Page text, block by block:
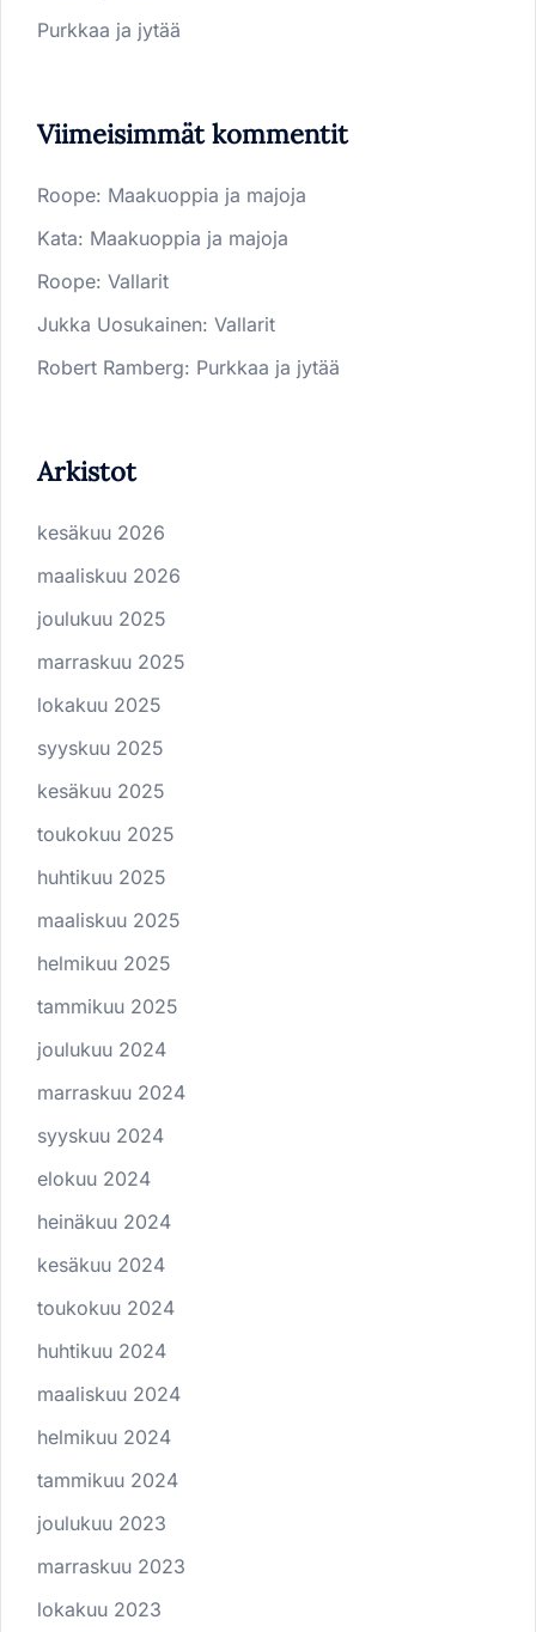
Purkkaa ja jytää
Viimeisimmät kommentit
Roope: Maakuoppia ja majoja
Kata: Maakuoppia ja majoja
Roope: Vallarit
Jukka Uosukainen: Vallarit
Robert Ramberg: Purkkaa ja jytää
Arkistot
kesäkuu 2026
maaliskuu 2026
joulukuu 2025
marraskuu 2025
lokakuu 2025
syyskuu 2025
kesäkuu 2025
toukokuu 2025
huhtikuu 2025
maaliskuu 2025
helmikuu 2025
tammikuu 2025
joulukuu 2024
marraskuu 2024
syyskuu 2024
elokuu 2024
heinäkuu 2024
kesäkuu 2024
toukokuu 2024
huhtikuu 2024
maaliskuu 2024
helmikuu 2024
tammikuu 2024
joulukuu 2023
marraskuu 2023
lokakuu 2023